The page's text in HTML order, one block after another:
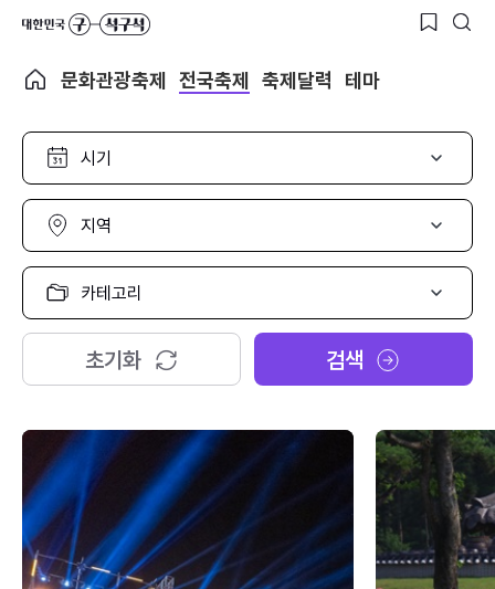
문화관광축제 전국축제 축제달력 테마
시
선
택
지
선
택
카
고
리
택
초기화 검색